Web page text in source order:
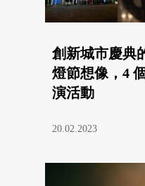
創新城市慶典
燈節想像，4
演活動
20.02.2023